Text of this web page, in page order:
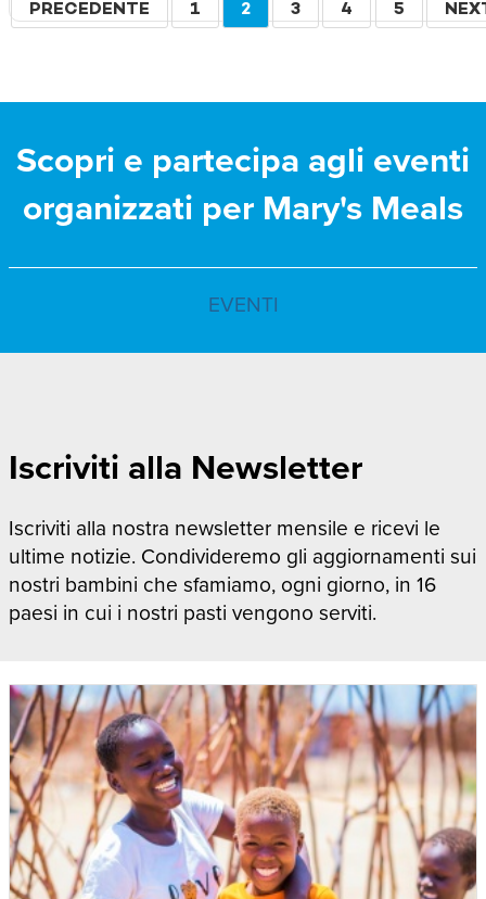
PAGINA
PRECEDENTE PAGINA
1
PAGINA
2 PAGINA
3 PAGINA
4 PAGINA
5
Scopri e partecipa agli eventi
organizzati per Mary's Meals
EVENTI
Iscriviti alla Newsletter
Iscriviti alla nostra newsletter mensile e ricevi le
ultime notizie. Condivideremo gli aggiornamenti sui
nostri bambini che sfamiamo, ogni giorno, in 16
paesi in cui i nostri pasti vengono serviti.